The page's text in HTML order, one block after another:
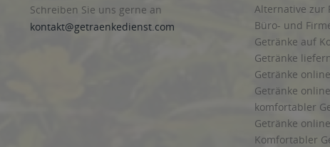
Schreiben Sie uns gerne an
kontakt@getraenkedienst.com
Alternative zur
Büro- und
Getränke auf
Getränke
Getränke
Getränke
komfortabler
Getränke
Komfortabler